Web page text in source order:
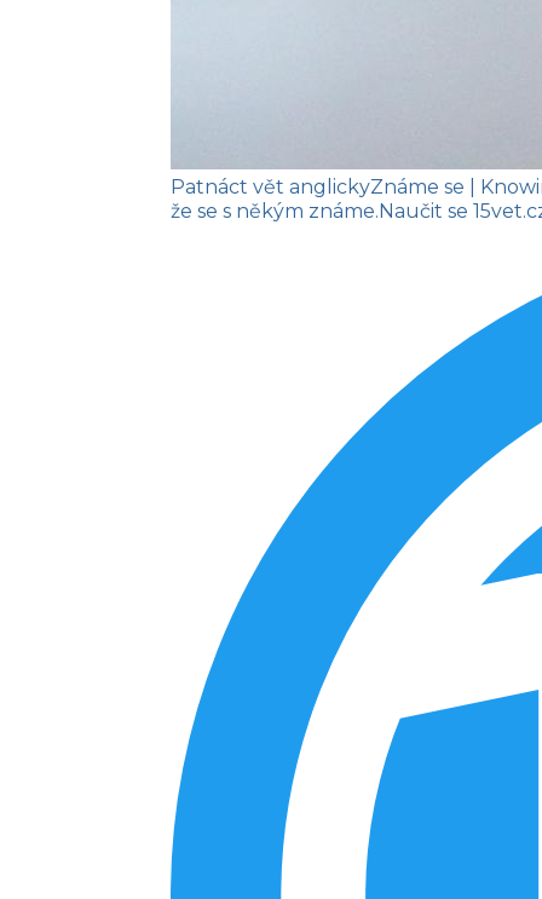
Patnáct vět anglickyZnáme se
|
že se s někým známe. Naučit se